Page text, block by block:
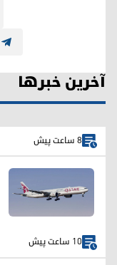
آخرین خبرها
8 ساعت پیش
10 ساعت پیش